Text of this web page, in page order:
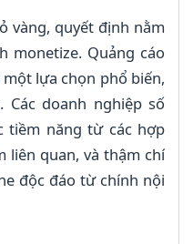
vàng, quyết định nằm
monetize. Quảng cáo
lựa chọn phổ biến,
doanh nghiệp số
tiềm năng từ các hợp
liên quan, và thậm chí
độc đáo từ chính nội